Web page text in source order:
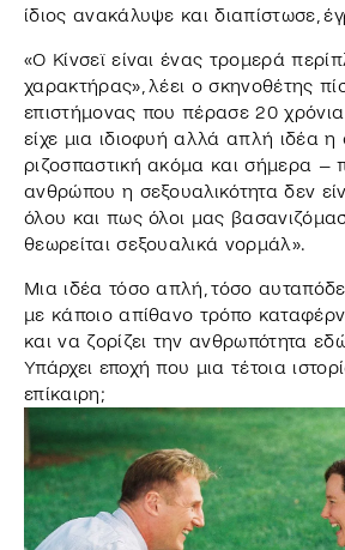
ίδιος ανακάλυψε και διαπίστωσε,
«Ο Κίνσεϊ είναι ένας τρομερά
χαρακτήρας», λέει ο σκηνοθέτης
επιστήμονας που πέρασε 20
είχε μια ιδιοφυή αλλά απλή ιδέα η
ριζοσπαστική ακόμα και σήμερα –
ανθρώπου η σεξουαλικότητα δεν
όλου και πως όλοι μας
θεωρείται σεξουαλικά νορμάλ».
Μια ιδέα τόσο απλή, τόσο
με κάποιο απίθανο τρόπο
και να ζορίζει την ανθρωπότητα
Υπάρχει εποχή που μια τέτοια
επίκαιρη;